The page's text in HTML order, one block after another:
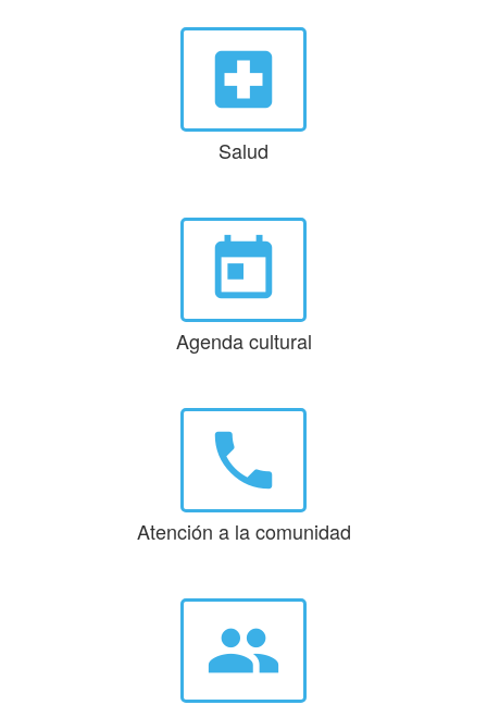
local_hospital
Salud
today
Agenda cultural
phone
Atención a la comunidad
group